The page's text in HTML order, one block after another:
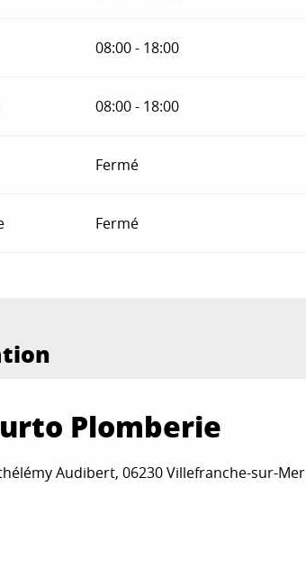
08:00 - 18:00
08:00 - 18:00
Fermé
Fermé
Plomberie
Audibert, 06230 Villefranche-sur-Mer